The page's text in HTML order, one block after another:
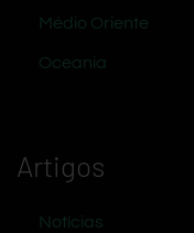
Médio Oriente
Oceania
Artigos
Notícias